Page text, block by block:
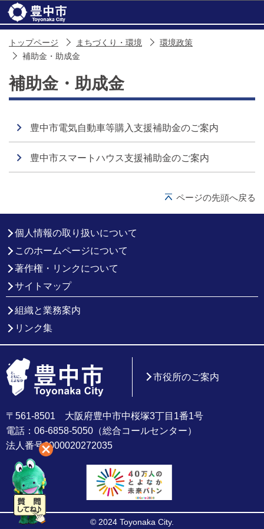
トップページ まちづくり・環境
環境政策
補助金・助成金
補助金・助成金
豊中市電気自動車等購入支援補助金のご案内
豊中市スマートハウス支援補助金のご案内
ページの先頭へ戻る
個人情報の取り扱いについて
このホームページについて
著作権・リンクについて
サイトマップ
組織と業務案内
リンク集
〒561-8501 大阪府豊中市中桜塚3丁目1番1号
電話：06-6858-5050（総合コールセンター）
法人番号6000020272035
市役所のご案内
© 2024 Toyonaka City.